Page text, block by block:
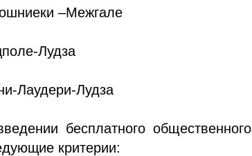
–Межгале
Лудза
Лаудери-Лудза
бесплатного общественного
критерии: